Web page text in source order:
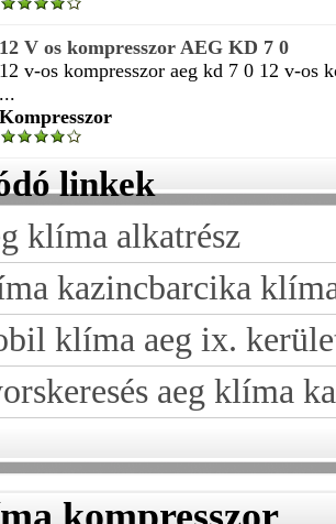
12 V os kompresszor AEG KD 7 0
12 v-os kompresszor aeg kd 7 0 12 v-os
...
Kompresszor
linkek
klíma alkatrész
kazincbarcika
klíma aeg ix.
aeg klíma